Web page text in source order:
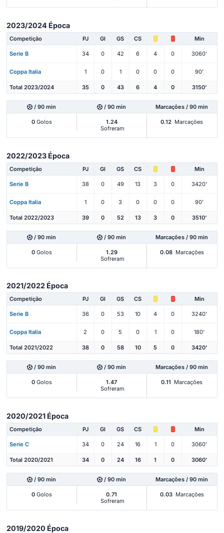
2023/2024 Época
Competição PJ Gl GS CS Min
Serie B 34 0 42 6 4 0 3060'
Coppa Italia 1 0 1 0 0 0 90'
Total 2023/2024 35 0 43 6 4 0 3150'
/ 90 min / 90 min Marcações / 90 min
0Golos
1.24
Sofreram
0.12 Marcações
2022/2023 Época
Competição PJ Gl GS CS Min
Serie B 38 0 49 13 3 0 3420'
Coppa Italia 1 0 3 0 0 0 90'
Total 2022/2023 39 0 52 13 3 0 3510'
/ 90 min / 90 min Marcações / 90 min
0Golos
1.29
Sofreram
0.08 Marcações
2021/2022 Época
Competição PJ Gl GS CS Min
Serie B 36 0 53 10 4 0 3240'
Coppa Italia 2 0 5 0 1 0 180'
Total 2021/2022 38 0 58 10 5 0 3420'
/ 90 min / 90 min Marcações / 90 min
0Golos
1.47
Sofreram
0.11 Marcações
2020/2021 Época
Competição PJ Gl GS CS Min
Serie C 34 0 24 16 1 0 3060'
Total 2020/2021 34 0 24 16 1 0 3060'
/ 90 min / 90 min Marcações / 90 min
0Golos
0.71
Sofreram
0.03 Marcações
2019/2020 Época